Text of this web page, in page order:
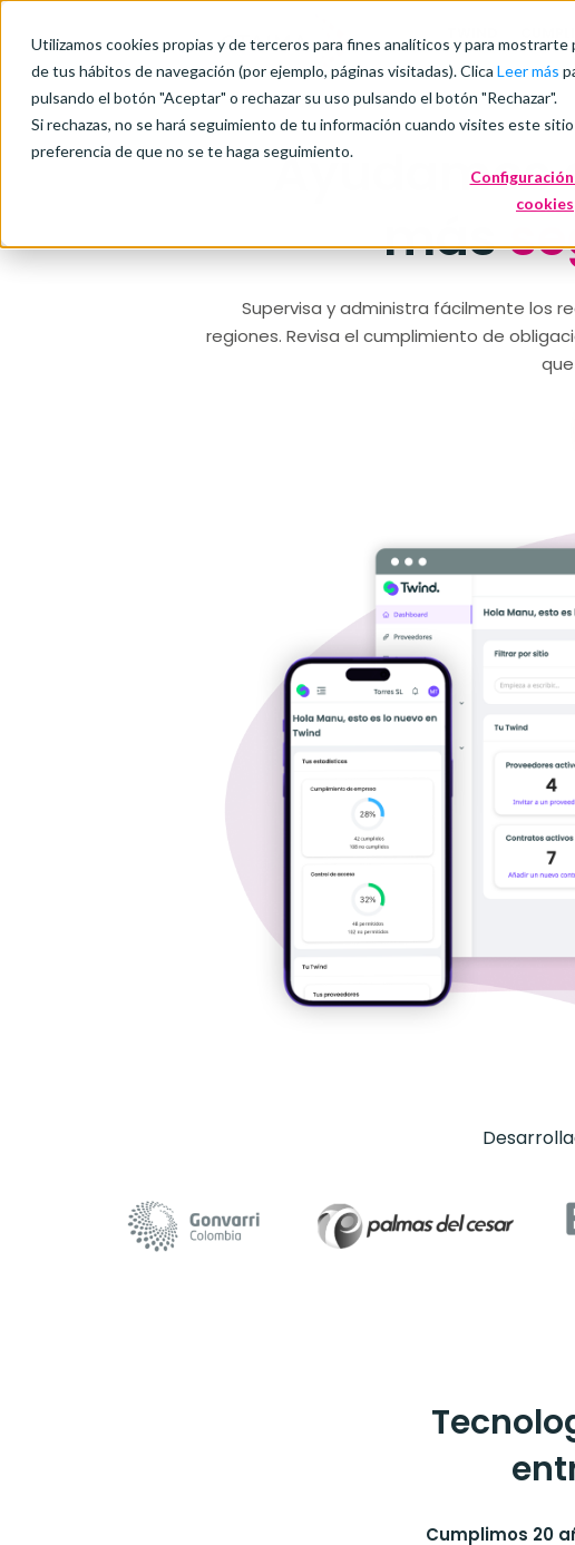
Utilizamos cookies propias y de terceros para fines analíticos y para
de tus hábitos de navegación (por ejemplo, páginas visitadas). Clica Leer más
pulsando el botón "Aceptar" o rechazar su uso pulsando el botón "Rechazar".
Si rechazas, no se hará seguimiento de tu información cuando visites este
preferencia de que no se te haga seguimiento.
cookies
Ayudamos
más
Supervisa y administra fácilmente los
regiones. Revisa el cumplimiento de
Cumplimos 20